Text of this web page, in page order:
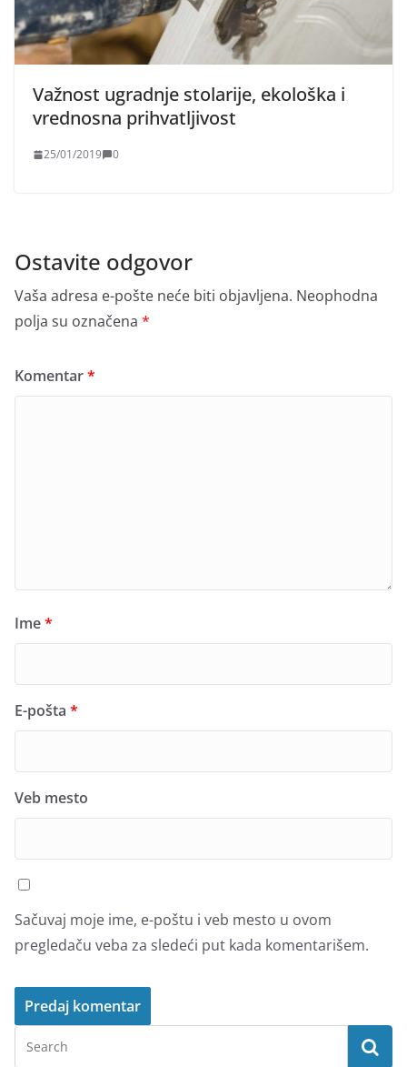
Važnost ugradnje stolarije, ekološka i
vrednosna prihvatljivost
25/01/2019 0
Ostavite odgovor
Vaša adresa e-pošte neće biti objavljena. Neophodna
polja su označena *
Komentar*
Ime*
E-pošta *
Veb mesto
Sačuvaj moje ime, e-poštu i veb mesto u ovom
pregledaču veba za sledeći put kada komentarišem.